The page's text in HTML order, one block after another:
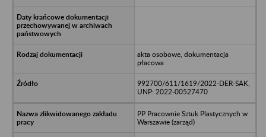
akta osobowe, dokumentacja
płacowa
992700/611/1619/2022-DER-SAK,
UNP: 2022-00527470
PP Pracownie Sztuk Plastycznych w
Warszawie (zarząd)